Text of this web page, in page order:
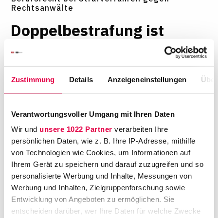
Zustimmung Details Anzeigeneinstellungen
Verantwortungsvoller Umgang mit Ihren Daten
Wir und unsere 1022 Partner verarbeiten Ihre
persönlichen Daten, wie z. B. Ihre IP-Adresse, mithilfe
von Technologien wie Cookies, um Informationen auf
Ihrem Gerät zu speichern und darauf zuzugreifen und so
personalisierte Werbung und Inhalte, Messungen von
Werbung und Inhalten, Zielgruppenforschung sowie
Entwicklung von Angeboten zu ermöglichen. Sie
entscheiden darüber, wer Ihre Daten für welche Zwecke
Rechtsanwälte
Dop­pel­be­stra­fung ist
mög
heute mit einem spektakulären Urteil des BGH
vom Vorwurf des versuchten Totschlags
freigesprochen. Eine Verurteilung hätte im
schlimmsten Fall auch zu einem Berufsverbot
oder einer Ausschließung aus der Anwaltschaft
führen können. Ein Überblick über die
berufsrechtlichen Sanktionsmöglichkeiten eines
Jobs mit vielen Fallstricken.